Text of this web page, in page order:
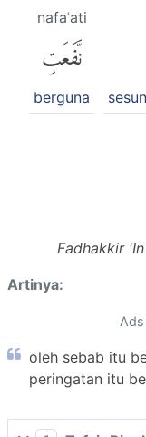
nafaʿati
نَّفَعَتِ
berguna
Fadhakkir
Artinya:
oleh sebab itu
peringatan itu